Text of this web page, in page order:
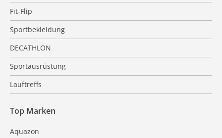
Fit-Flip
Sportbekleidung
DECATHLON
Sportausrüstung
Lauftreffs
Top Marken
Aquazon